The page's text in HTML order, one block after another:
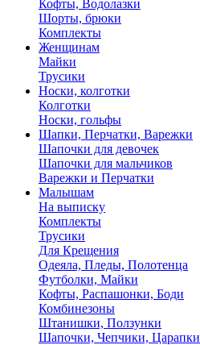
Кофты, Водолазки
Шорты, брюки
Комплекты
Женщинам
Майки
Трусики
Носки, колготки
Колготки
Носки, гольфы
Шапки, Перчатки, Варежки
Шапочки для девочек
Шапочки для мальчиков
Варежки и Перчатки
Малышам
На выписку
Комплекты
Трусики
Для Крещения
Одеяла, Пледы, Полотенца
Футболки, Майки
Кофты, Распашонки, Боди
Комбинезоны
Штанишки, Ползунки
Шапочки, Чепчики, Царапки